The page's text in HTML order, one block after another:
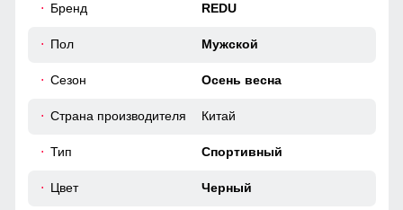
Спортивный костюм из микровельвета - настоящая
приятна на ощупь, но и обладает водоотталкивающими
Идеален для переменчивой погоды осени и весны.
Бренд REDU
Пол Мужской
Сезон Осень весна
Страна производителя Китай
Тип Спортивный
Цвет Черный